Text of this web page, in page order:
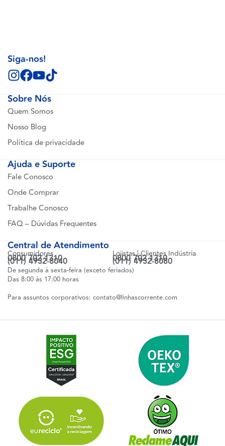
Sobre Nós
Quem Somos
Nosso Blog
Política de privacidade
Ajuda e Suporte
Fale Conosco
Onde Comprar
Trabalhe Conosco
FAQ – Dúvidas Frequentes
Central de Atendimento
Consumidores
0800 702 1310
(011) 4932-8040
Lojistas | Clientes Indústria
0800 702 1310
(011) 4932-8080
De segunda à sexta-feira (exceto feriados)
Das 8:00 às 17:00 horas
Para assuntos corporativos: contato@linhascorrente.com
Siga-nos!